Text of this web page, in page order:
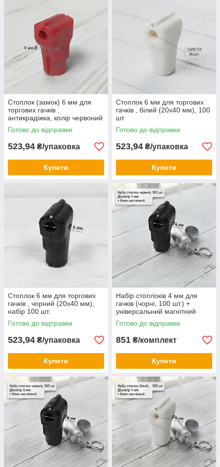
Стоплок (замок) 6 мм для
торгових гачків ,
антикрадіжка, колір червоний
(100 шт.)
Готово до відправки
523,94 ₴/упаковка
Купити
Стоплок 6 мм для торгових
гачків , білий (20х40 мм), 100
шт
Готово до відправки
523,94 ₴/упаковка
Купити
Стоплок 6 мм для торгових
гачків , чорний (20х40 мм),
набір 100 шт.
Готово до відправки
523,94 ₴/упаковка
Купити
Набір стоплоків 4 мм для
гачків (чорні, 100 шт.) +
універсальний магнітний
ключ-знімач
Готово до відправки
851 ₴/комплект
Купити